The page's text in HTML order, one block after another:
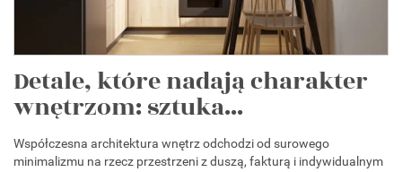
Detale, które nadają charakter
wnętrzom: sztuka...
Współczesna architektura wnętrz odchodzi od surowego
minimalizmu na rzecz przestrzeni z duszą, fakturą i indywidualnym